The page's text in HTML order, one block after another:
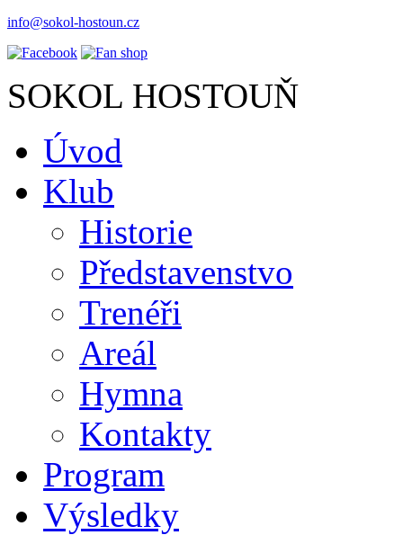
info@sokol-hostoun.cz
SOKOL HOSTOUŇ
Úvod
Klub
Historie
Představenstvo
Trenéři
Areál
Hymna
Kontakty
Program
Výsledky